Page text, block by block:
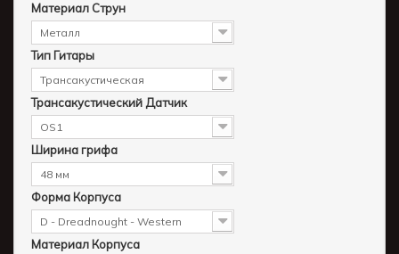
Материал Струн
Металл
Тип Гитары
Трансакустическая
Трансакустический Датчик
OS1
Ширина грифа
48 мм
Форма Корпуса
D - Dreadnought - Western
Материал Корпуса